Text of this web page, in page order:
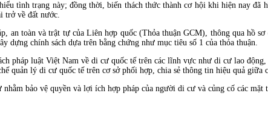
tình trạng này; đồng thời, biến thách thức thành cơ hội khi hiện nay
trở về đất nước.
an toàn và trật tự của Liên hợp quốc (Thỏa thuận GCM), thông qua hồ
dựng chính sách dựa trên bằng chứng như mục tiêu số 1 của thỏa thuận.
pháp luật Việt Nam về di cư quốc tế trên các lĩnh vực như di cư lao
quản lý di cư quốc tế trên cơ sở phối hợp, chia sẻ thông tin hiệu quả giữa
bảo vệ quyền và lợi ích hợp pháp của người di cư và củng cố các